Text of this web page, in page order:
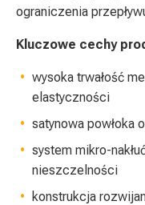
ograniczenia
Kluczowe cechy
wysoka trwałość
elastyczności
satynowa powłoka
system mikro-
nieszczelności
konstrukcja